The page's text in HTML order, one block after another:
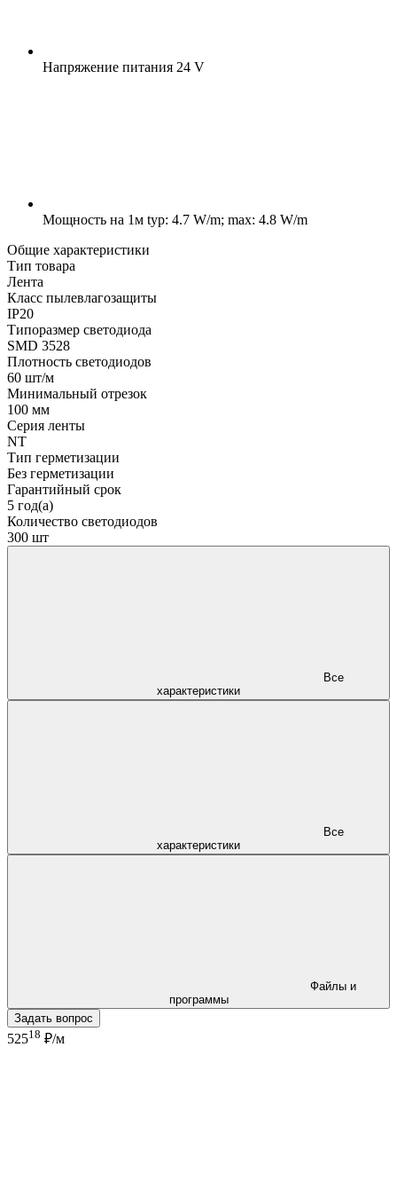
Напряжение питания 24 V
Мощность на 1м typ: 4.7 W/m; max: 4.8 W/m
Общие характеристики
Тип товара
Лента
Класс пылевлагозащиты
IP20
Типоразмер светодиода
SMD 3528
Плотность светодиодов
60 шт/м
Минимальный отрезок
100 мм
Серия ленты
NT
Тип герметизации
Без герметизации
Гарантийный срок
5 год(а)
Количество светодиодов
300 шт
характеристики
характеристики
программы
Задать вопрос
52518 ₽/м